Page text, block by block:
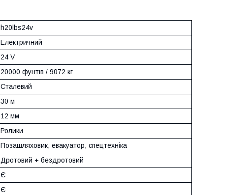
h20lbs24v
Електричний
24 V
20000 фунтів / 9072 кг
Сталевий
30 м
12 мм
Ролики
Позашляховик, евакуатор, спецтехніка
Дротовий + бездротовий
Є
Є